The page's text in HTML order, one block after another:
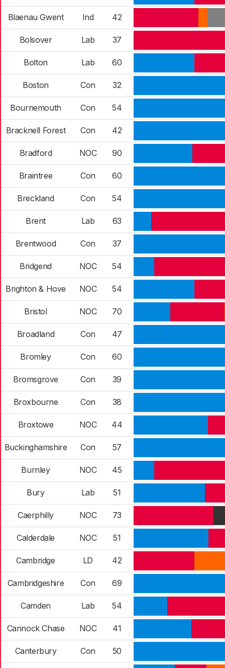
Blaenau Gwent Ind 42
Bolsover Lab 37
Bolton Lab 60
Boston Con 32
Bournemouth Con 54
Bracknell Forest Con 42
Bradford NOC 90
Braintree Con 60
Breckland Con 54
Brent Lab 63
Brentwood Con 37
Bridgend NOC 54
Brighton & Hove NOC 54
Bristol NOC 70
Broadland Con 47
Bromley Con 60
Bromsgrove Con 39
Broxbourne Con 38
Broxtowe NOC 44
Buckinghamshire Con 57
Burnley NOC 45
Bury Lab 51
Caerphilly NOC 73
Calderdale NOC 51
Cambridge LD 42
Cambridgeshire Con 69
Camden Lab 54
Cannock Chase NOC 41
Canterbury Con 50